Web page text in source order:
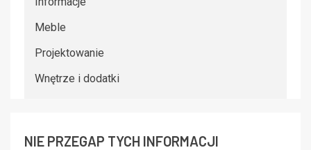
Meble
Projektowanie
Wnętrze i dodatki
NIE PRZEGAP TYCH INFORMACJI